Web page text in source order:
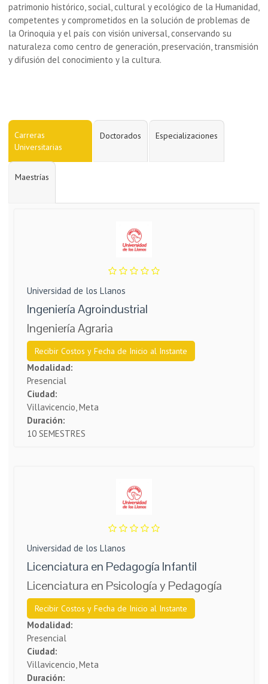
patrimonio histórico, social, cultural y ecológico de la Humanidad,
competentes y comprometidos en la solución de problemas de
la Orinoquia y el país con visión universal, conservando su
naturaleza como centro de generación, preservación, transmisión
y difusión del conocimiento y la cultura.
Carreras
Universitarias
Doctorados Especializaciones
Maestrías
Universidad de los Llanos
Ingeniería Agroindustrial
Ingeniería Agraria
Recibir Costos y Fecha de Inicio al Instante
Modalidad:
Presencial
Ciudad:
Villavicencio, Meta
Duración:
10 SEMESTRES
Universidad de los Llanos
Licenciatura en Pedagogía Infantil
Licenciatura en Psicología y Pedagogía
Recibir Costos y Fecha de Inicio al Instante
Modalidad:
Presencial
Ciudad:
Villavicencio, Meta
Duración: